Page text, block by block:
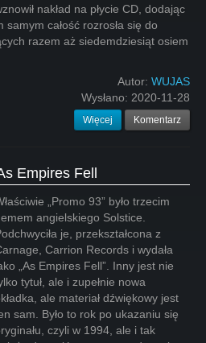
nakład na płycie CD, dodając
samym całość rozrosła się do
razem aż siedemdziesiąt osiem
Autor: WUJAS
Wysłano: 2020-11-28
Więcej Komentarz
Empires Fell
„Promo 93” było trzecim
angielskiego Solstice.
je, przekształcona z
Carrion Records i wydała
„As Empires Fell”. Inny jest nie
tytuł, ale i zupełnie nowa
ale materiał dźwiękowy jest
sam. Było to rok po ukazaniu się
czyli w 1994, ale i tak